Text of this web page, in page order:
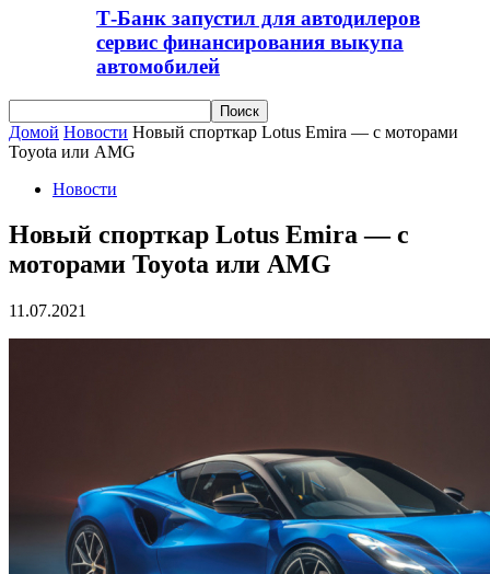
Т-Банк запустил для автодилеров
сервис финансирования выкупа
автомобилей
Домой Новости Новый спорткар Lotus Emira — с моторами
Toyota или AMG
Новости
Новый спорткар Lotus Emira — с
моторами Toyota или AMG
11.07.2021